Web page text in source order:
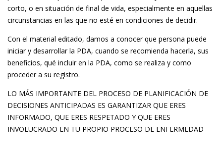
corto, o en situación de final de vida, especialmente en aquellas
circunstancias en las que no esté en condiciones de decidir.
Con el material editado, damos a conocer que persona puede
iniciar y desarrollar la PDA, cuando se recomienda hacerla, sus
beneficios, qué incluir en la PDA, como se realiza y como
proceder a su registro.
LO MÁS IMPORTANTE DEL PROCESO DE PLANIFICACIÓN DE
DECISIONES ANTICIPADAS ES GARANTIZAR QUE ERES
INFORMADO, QUE ERES RESPETADO Y QUE ERES
INVOLUCRADO EN TU PROPIO PROCESO DE ENFERMEDAD